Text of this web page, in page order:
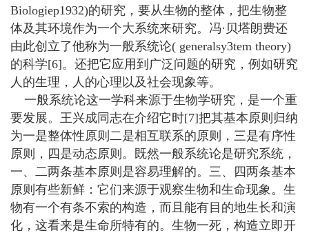
Biologiep1932)的研究，要从生物的整体，把生物整
体及其环境作为一个大系统来研究。冯·贝塔朗费还
由此创立了他称为一般系统论( generalsy3tem theory)
的科学[6]。还把它应用到广泛问题的研究，例如研究
人的生理，人的心理以及社会现象等。
一般系统论这一学科来源于生物学研究，是一个重
要发展。王兴成同志在介绍它时[7]把其基本原则归纳
为一是整体性原则二是相互联系的原则，三是有序性
原则，四是动态原则。既然一般系统论是研究系统，
一、二两条基本原则是容易理解的。三、四两条基本
原则有些新鲜：它们来源于观察生物和生命现象。生
物有一个有条不索的构造，而且能有目的地生长和演
化，这看来是生命所特有的。生物一死，构造立即开